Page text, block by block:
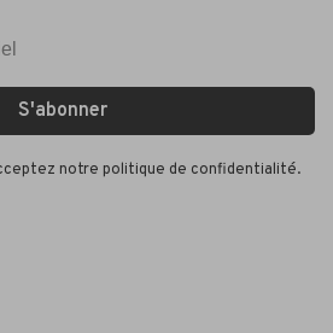
S'abonner
notre politique de confidentialité.